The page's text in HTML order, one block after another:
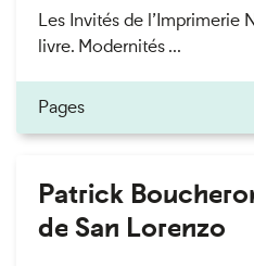
Les Invités de l’Imprimerie
livre. Modernités ...
Pages
Patrick
de San Lorenzo